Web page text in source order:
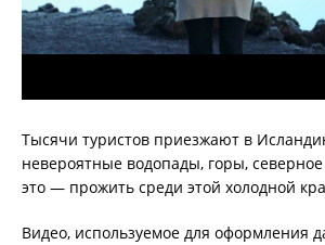
Тысячи туристов приезжают в
невероятные водопады, горы,
это — прожить среди этой холодной
Видео, используемое для оформления